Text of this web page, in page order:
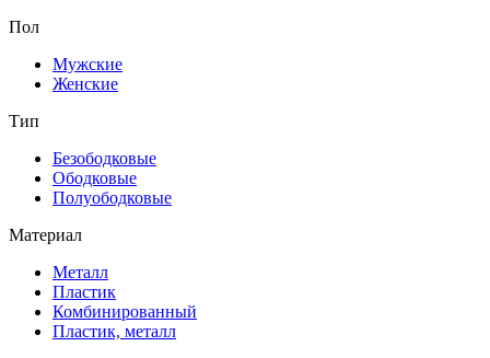
Пол
Мужские
Женские
Тип
Безободковые
Ободковые
Полуободковые
Материал
Металл
Пластик
Комбинированный
Пластик, металл